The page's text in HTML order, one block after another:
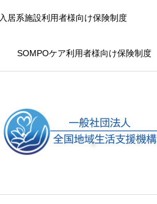
入居系施設利用者様向け保険制度
SOMPOケア利用者様向け保険制度